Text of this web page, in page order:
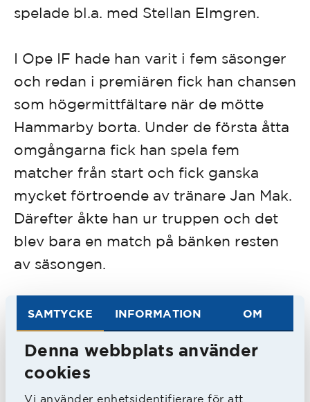
SAMTYCKE INFORMATION OM
Denna webbplats använder
cookies
Vi använder enhetsidentifierare för att
spelade bl.a. med Stellan Elmgren.
I Ope IF hade han varit i fem säsonger
och redan i premiären fick han chansen
som högermittfältare när de mötte
Hammarby borta. Under de första åtta
omgångarna fick han spela fem
matcher från start och fick ganska
mycket förtroende av tränare Jan Mak.
Därefter åkte han ur truppen och det
blev bara en match på bänken resten
av säsongen.
Strax före 1984 bytte HBK tränare till
Stefan Lundin men mer spel blev det
inte för "Utta", som hade fått
smeknamnet med anledning av den